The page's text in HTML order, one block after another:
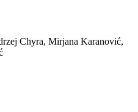
Chyra, Mirjana Karanović,